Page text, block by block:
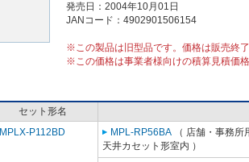
発売日：2004年10月01日
JANコード：4902901506154
※この製品は旧型品です。価格は販売終
※この価格は事業者様向けの積算見積価
セット形名
MPLX-P112BD
MPL-RP56BA （ 店舗・事務
天井カセット形室内 ）